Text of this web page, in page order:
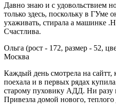
Давно знаю и с удовольствием
только здесь, поскольку в ГУме
ухаживать, стирала а машинке
Счастлива.
Ольга (рост - 172, размер - 52,
Москва
Каждый день смотрела на сайтт,
поехала и в первых рядах
старому пуховику АДД. Ни разу
Привезла домой нового, теплого